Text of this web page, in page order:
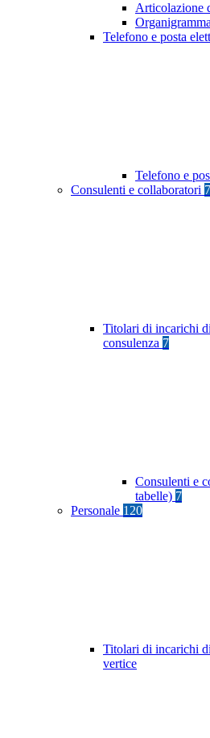
Articolazione
Organigramma
Telefono e posta
Telefono e
Consulenti e collaboratori 7
Titolari di incarichi
consulenza 7
Consulenti e
tabelle) 7
Personale 120
Titolari di incarichi
vertice